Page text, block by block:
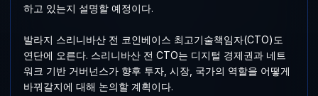
하고 있는지 설명할 예정이다.
발라지 스리니바산 전 코인베이스 최고기술책임자(CTO)도
연단에 오른다. 스리니바산 전 CTO는 디지털 경제권과 네트
워크 기반 거버넌스가 향후 투자, 시장, 국가의 역할을 어떻게
바꿔갈지에 대해 논의할 계획이다.